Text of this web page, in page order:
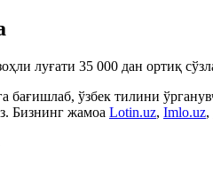
луғати 35 000 дан ортиқ
бағишлаб, ўзбек тилини
Бизнинг жамоа Lotin.uz, Imlo.uz,